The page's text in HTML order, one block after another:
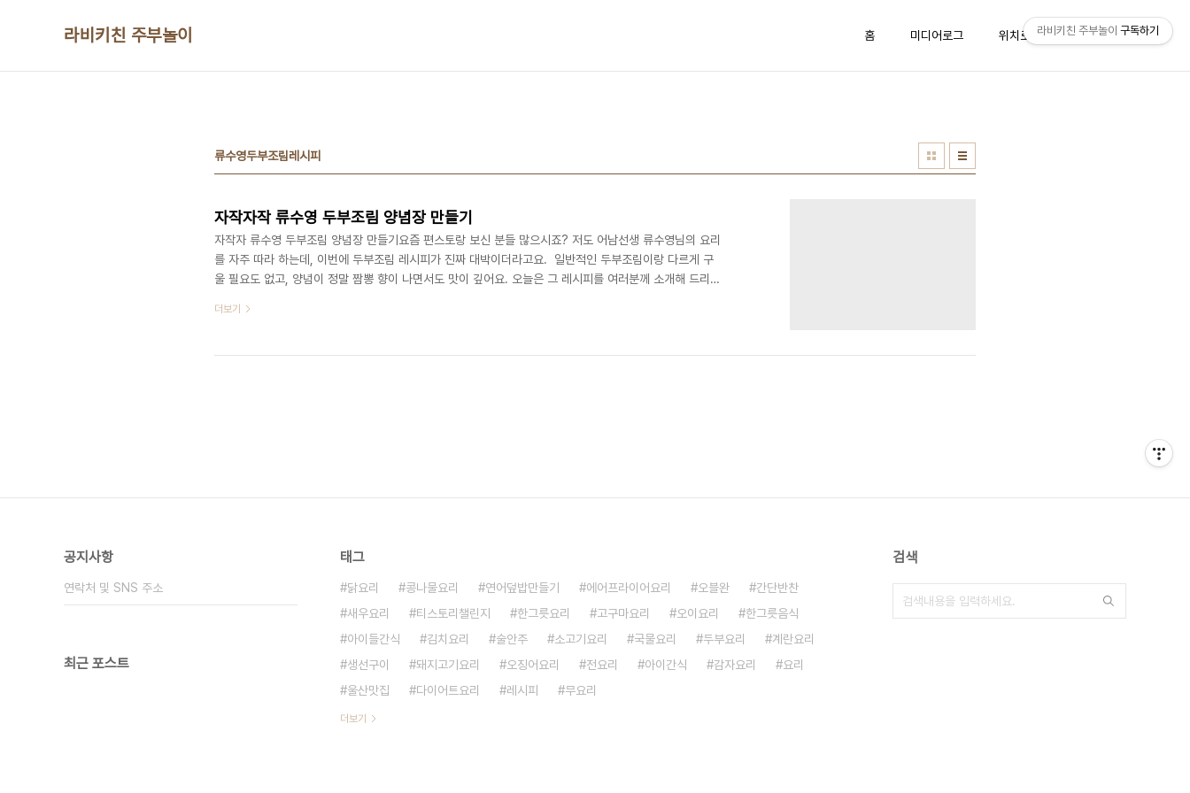
라비키친 주부놀이 홈 미디어로그 위치로그 방명록
류수영두부조림레시피
자작자작 류수영 두부조림 양념장 만들기
자작자 류수영 두부조림 양념장 만들기요즘 편스토랑 보신 분들 많으시죠? 저도 어남선생 류수영님의 요리
를 자주 따라 하는데, 이번에 두부조림 레시피가 진짜 대박이더라고요. 일반적인 두부조림이랑 다르게 구
울 필요도 없고, 양념이 정말 짬뽕 향이 나면서도 맛이 깊어요. 오늘은 그 레시피를 여러분께 소개해 드리려
라 간편하고, 고급스러운 맛을 느낄 수 있어서 완전 추천드립니다.#류수영두부조림 #두부조림 #두부조림
청양고추 1개 홍고추 1개 진간장 2큰술 굴소스 2큰술 고춧가루 1큰술 다진 마늘..
더보기
공지사항
연락처 및 SNS 주소
최근 포스트
태그
닭요리 콩나물요리 연어덮밥만들기 에어프라이어요리 오블완
간단반찬
새우요리
티스토리챌린지 한그릇요리 고구마요리 오이요리
한그릇음식
아이들간식
김치요리 술안주 소고기요리 국물요리 두부요리
계란요리
생선구이
돼지고기요리 오징어요리 전요리 아이간식 감자요리
요리
울산맛집
다이어트요리 레시피 무요리
더보기
검색
라비키친 주부놀이 구독하기